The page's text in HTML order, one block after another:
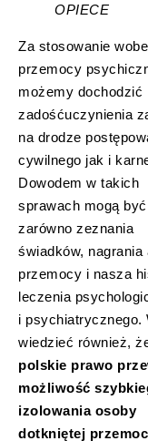
OPIECE
Za stosowanie
przemocy
możemy dochodzić
zadośćuczynienia
na drodze
cywilnego jak i
Dowodem w takich
sprawach mogą być
zarówno zeznania
świadków, nagrania
przemocy i nasza
leczenia
i psychiatrycznego.
wiedzieć również,
polskie prawo
możliwość
izolowania osoby
dotkniętej